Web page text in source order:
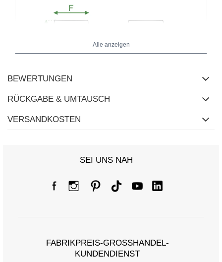
Maße flach gemessen (+/- 1cm)
[G] Hüftumfang 112
Alle anzeigen
BEWERTUNGEN
RÜCKGABE & UMTAUSCH
VERSANDKOSTEN
SEI UNS NAH
FABRIKPREIS-GROSSHANDEL-K
UNDENDIENST